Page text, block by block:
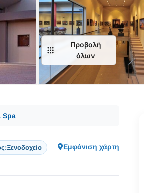
Προβολή
όλων
Spa
Ξενοδοχείο Εμφάνιση χάρτη